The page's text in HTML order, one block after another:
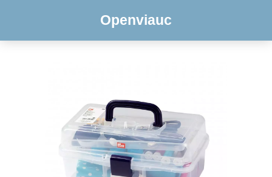
Openviauc